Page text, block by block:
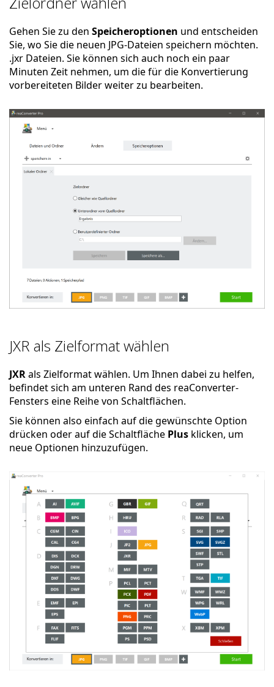
Gehen Sie zu den Speicheroptionen und entscheiden
Sie, wo Sie die neuen JPG-Dateien speichern möchten.
.jxr Dateien. Sie können sich auch noch ein paar
Minuten Zeit nehmen, um die für die Konvertierung
vorbereiteten Bilder weiter zu bearbeiten.
JXR als Zielformat wählen
JXRals Zielformat wählen. Um Ihnen dabei zu helfen,
befindet sich am unteren Rand des reaConverter-
Fensters eine Reihe von Schaltflächen.
Sie können also einfach auf die gewünschte Option
drücken oder auf die Schaltfläche Plus klicken, um
neue Optionen hinzuzufügen.